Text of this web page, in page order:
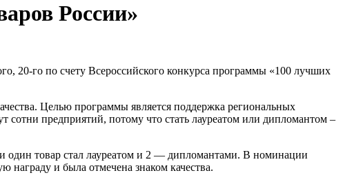
России»
20-го по счету Всероссийского конкурса программы «100 лучших
Целью программы является поддержка региональных
предприятий, потому что стать лауреатом или дипломантом –
один товар стал лауреатом и 2 — дипломантами. В номинации
награду и была отмечена знаком качества.